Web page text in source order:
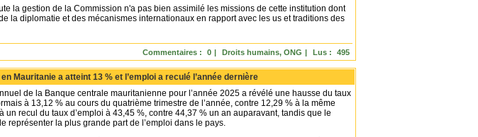
la gestion de la Commission n'a pas bien assimilé les missions de cette institution dont
la diplomatie et des mécanismes internationaux en rapport avec les us et traditions des
Lus : 495
Droits humains, ONG |
Commentaires : 0 |
Mauritanie a atteint 13 % et l’emploi a reculé l’année dernière
de la Banque centrale mauritanienne pour l’année 2025 a révélé une hausse du taux
à 13,12 % au cours du quatrième trimestre de l’année, contre 12,29 % à la même
recul du taux d’emploi à 43,45 %, contre 44,37 % un an auparavant, tandis que le
représenter la plus grande part de l’emploi dans le pays.